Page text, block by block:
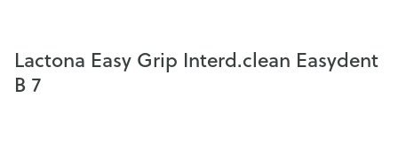
Lactona Easy Grip Interd.clean Easydent
B 7